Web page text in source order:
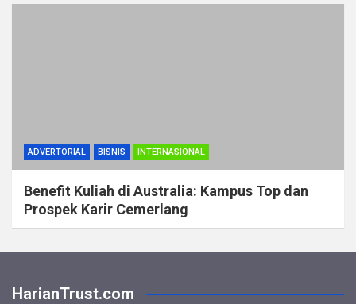
ADVERTORIAL BISNIS INTERNASIONAL
Benefit Kuliah di Australia: Kampus Top dan
Prospek Karir Cemerlang
HarianTrust.com